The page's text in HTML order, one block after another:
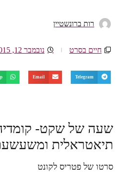
רות ברונשטיין
חיים בסרט נובמבר 12, 2015
Telegram
Email
שעה של שקט-
תיאטראלית
סרטו של פטריס לקונט